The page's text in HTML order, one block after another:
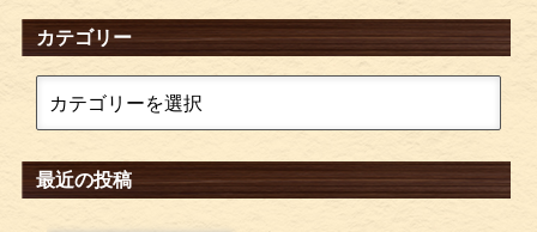
カテゴリー
最近の投稿